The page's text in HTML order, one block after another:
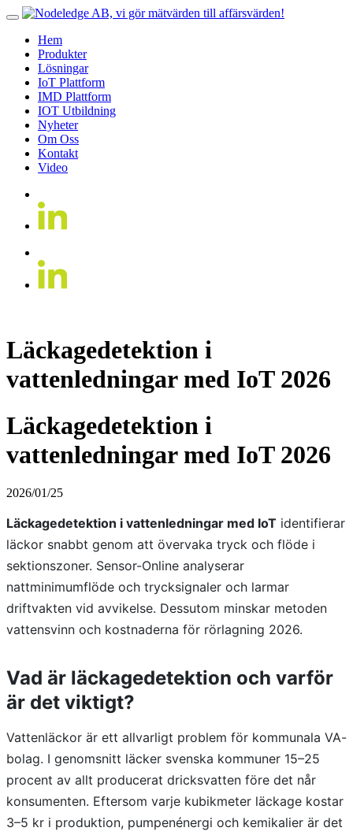
Hem
Produkter
Lösningar
IoT Plattform
IMD Plattform
IOT Utbildning
Nyheter
Om Oss
Kontakt
Video
Läckagedetektion i
vattenledningar med IoT 2026
Läckagedetektion i
vattenledningar med IoT 2026
2026/01/25
Läckagedetektion i vattenledningar med IoT identifierar
läckor snabbt genom att övervaka tryck och flöde i
sektionszoner. Sensor-Online analyserar
nattminimumflöde och trycksignaler och larmar
driftvakten vid avvikelse. Dessutom minskar metoden
vattensvinn och kostnaderna för rörlagning 2026.
Vad är läckagedetektion och varför
är det viktigt?
Vattenläckor är ett allvarligt problem för kommunala VA-
bolag. I genomsnitt läcker svenska kommuner 15–25
procent av allt producerat dricksvatten före det når
konsumenten. Eftersom varje kubikmeter läckage kostar
3–5 kr i produktion, pumpenénergi och kemikalier är det